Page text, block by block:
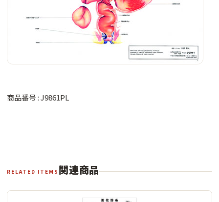
商品番号 : J9861PL
RELATED ITEMS 関連商品